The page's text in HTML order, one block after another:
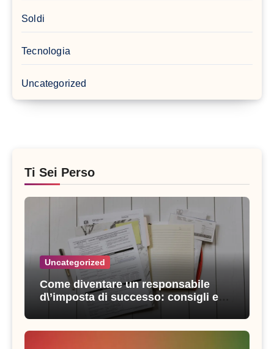
Soldi
Tecnologia
Uncategorized
Ti Sei Perso
Uncategorized
Come diventare un responsabile
d\’imposta di successo: consigli e
strategie vincenti